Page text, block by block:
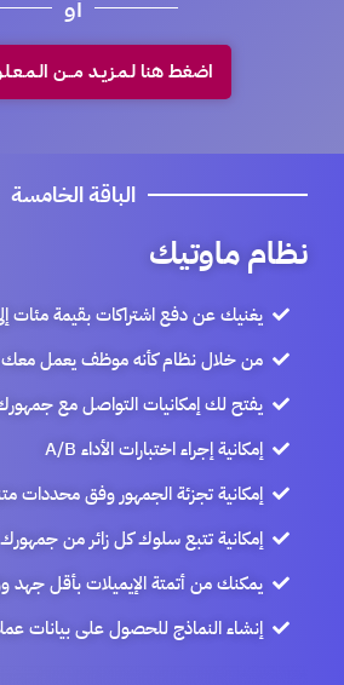
أو
اضغط هنا لـمـزيـد مـــن
الباقة الخامسة
نظام ماوتيك
يغنيك عن دفع اشتراكات بقيمة مئات
من خلال نظام كأنه موظف يعمل معك
يفتح لك إمكانيات التواصل مع جمهورك
إمكانية إجراء اختبارات الأداء A/B
إمكانية تجزئة الجمهور وفق محددات
إمكانية تتبع سلوك كل زائر من جمهورك
يمكنك من أتمتة الإيميلات بأقل جهد
إنشاء النماذج للحصول على بيانات